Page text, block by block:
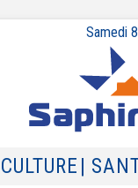
Samedi
| CULTURE |